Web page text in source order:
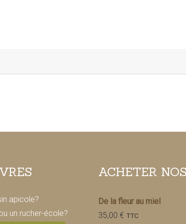
apicole?
un rucher-école?
ACHETER
De la fleur au miel
35,00 € TTC